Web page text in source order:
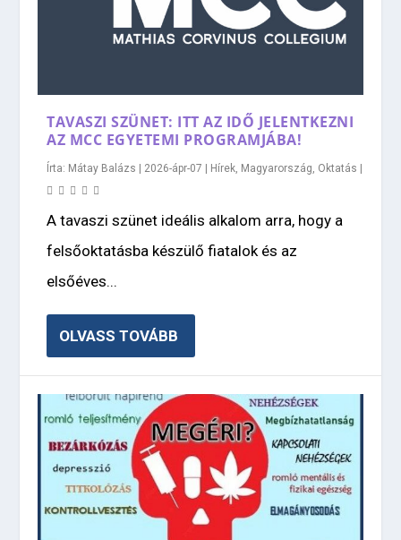
TAVASZI SZÜNET: ITT AZ IDŐ JELENTKEZNI
AZ MCC EGYETEMI PROGRAMJÁBA!
Írta: Mátay Balázs | 2026-ápr-07 | Hírek Magyarország Oktatás |
A tavaszi szünet ideális alkalom arra, hogy a
felsőoktatásba készülő fiatalok és az
elsőéves...
OLVASS TOVÁBB